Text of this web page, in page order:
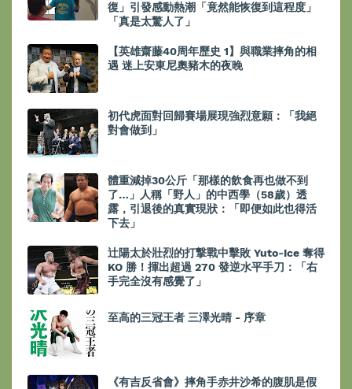
復」引發感動熱潮「竟然能恢復到這程度」
「真是太驚人了」
【英雄齋藤40周年歷史 1】與職業摔角的相
遇 迷上安東尼奧豬木的夜晚
初代虎面對回歸賽場展現強烈意願：「我絕
對會做到」
體重減掉30公斤「那樣的飲食再也做不到
了…」人稱「野人」的中西學（58歲）透
露，引退後的真實現狀：「即便如此也得活
下去」
辻陽太於壯烈的打撃戰中擊敗 Yuto-Ice 奪得
KO 勝！揮出超過 270 發逆水平手刀：「右
手完全沒有感覺了」
至高的三冠王者 三澤光晴 - 序章
《有吉反省會》摔角手赤井沙希的腹肌是假